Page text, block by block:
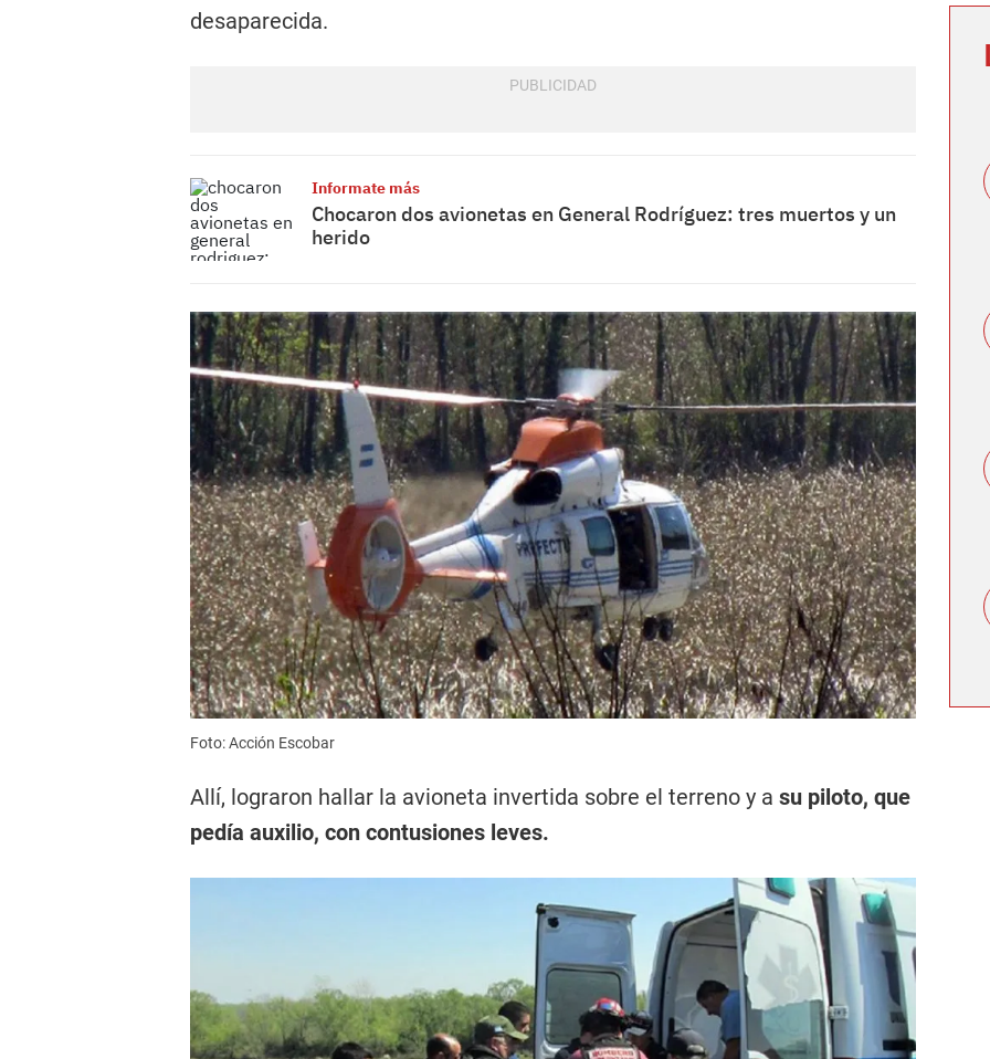
desaparecida.
Informate más
Chocaron dos avionetas en General Rodríguez: tres muertos y un
herido
Foto: Acción Escobar
Allí, lograron hallar la avioneta invertida sobre el terreno y a su piloto, que
pedía auxilio, con contusiones leves.